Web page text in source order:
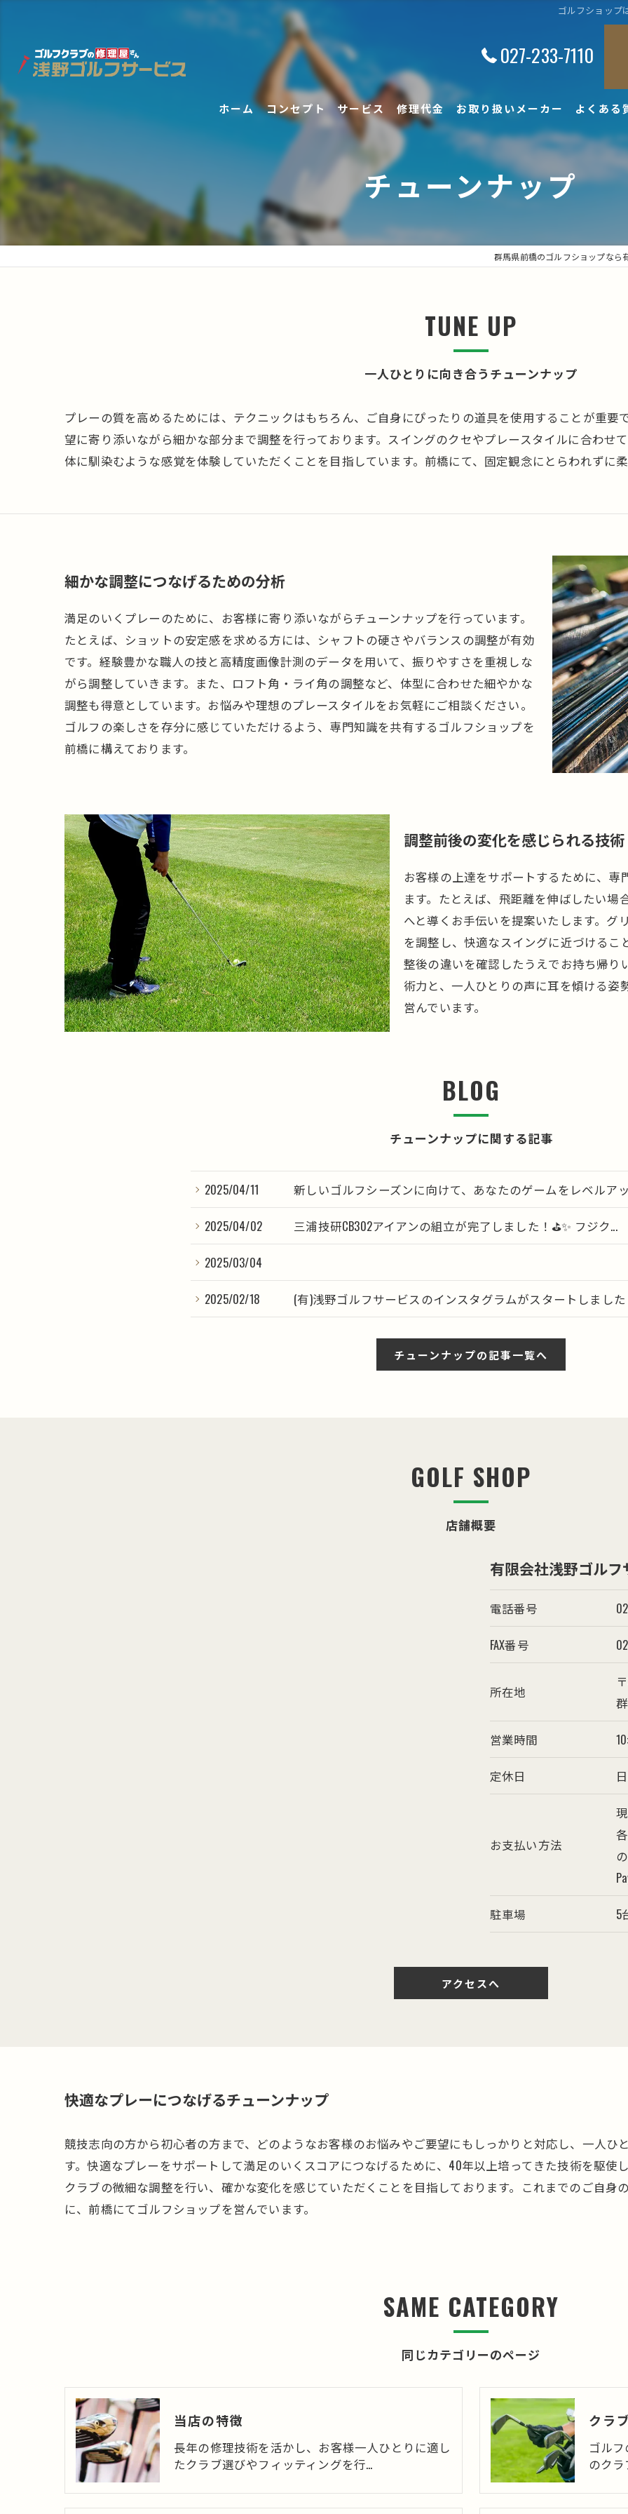
ゴルフショップ
027-233-7110
ホーム コンセプト サービス 修理代金 お取り扱いメーカー よくある
チューンナップ
群馬県前橋のゴルフショップなら
一人ひとりに向き合うチューンナップ
TUNE UP
プレーの質を高めるためには、テクニックはもちろん、ご自身にぴったりの道具を使用することが重要
望に寄り添いながら細かな部分まで調整を行っております。スイングのクセやプレースタイルに合わせ
体に馴染むような感覚を体験していただくことを目指しています。前橋にて、固定観念にとらわれずに
細かな調整につなげるための分析
満足のいくプレーのために、お客様に寄り添いながらチューンナップを行っています。
たとえば、ショットの安定感を求める方には、シャフトの硬さやバランスの調整が有効
です。経験豊かな職人の技と高精度画像計測のデータを用いて、振りやすさを重視しな
がら調整していきます。また、ロフト角・ライ角の調整など、体型に合わせた細やかな
調整も得意としています。お悩みや理想のプレースタイルをお気軽にご相談ください。
ゴルフの楽しさを存分に感じていただけるよう、専門知識を共有するゴルフショップを
前橋に構えております。
調整前後の変化を感じられる技術
お客様の上達をサポートするために、専
ます。たとえば、飛距離を伸ばしたい
へと導くお手伝いを提案いたします。グ
を調整し、快適なスイングに近づける
整後の違いを確認したうえでお持ち帰
術力と、一人ひとりの声に耳を傾ける
営んでいます。
チューンナップに関する記事
BLOG
2025/04/11 新しいゴルフシーズンに向けて、あなたのゲームをレベルア
2025/04/02 三浦技研CB302アイアンの組立が完了しました！⛳✨ フジク...
2025/03/04
2025/02/18 (有)浅野ゴルフサービスのインスタグラムがスタートしました
チューンナップの記事一覧へ
店舗概要
GOLF SHOP
有限会社浅野ゴルフ
電話番号
FAX番号
所在地
営業時間
定休日
お支払い方法
駐車場 5
アクセスへ
快適なプレーにつなげるチューンナップ
競技志向の方から初心者の方まで、どのようなお客様のお悩みやご要望にもしっかりと対応し、一人ひ
す。快適なプレーをサポートして満足のいくスコアにつなげるために、40年以上培ってきた技術を駆使
クラブの微細な調整を行い、確かな変化を感じていただくことを目指しております。これまでのご自身
に、前橋にてゴルフショップを営んでいます。
同じカテゴリーのページ
SAME CATEGORY
当店の特徴
長年の修理技術を活かし、お客様一人ひとりに適し
たクラブ選びやフィッティングを行…
クラ
ゴル
のク